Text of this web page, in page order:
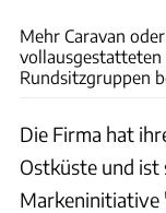
Mehr Caravan
vollausgestatteten
Rundsitzgruppen
Die Firma hat
Ostküste und ist
Markeninitiative